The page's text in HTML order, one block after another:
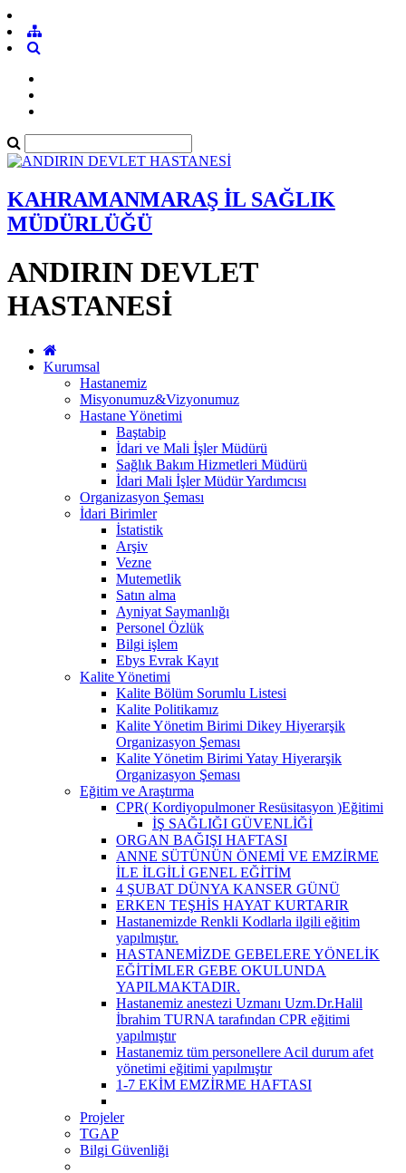
KAHRAMANMARAŞ İL SAĞLIK
MÜDÜRLÜĞÜ
ANDIRIN DEVLET
HASTANESİ
Kurumsal
Hastanemiz
Misyonumuz&Vizyonumuz
Hastane Yönetimi
Baştabip
İdari ve Mali İşler Müdürü
Sağlık Bakım Hizmetleri Müdürü
İdari Mali İşler Müdür Yardımcısı
Organizasyon Şeması
İdari Birimler
İstatistik
Arşiv
Vezne
Mutemetlik
Satın alma
Ayniyat Saymanlığı
Personel Özlük
Bilgi işlem
Ebys Evrak Kayıt
Kalite Yönetimi
Kalite Bölüm Sorumlu Listesi
Kalite Politikamız
Kalite Yönetim Birimi Dikey Hiyerarşik
Organizasyon Şeması
Kalite Yönetim Birimi Yatay Hiyerarşik
Organizasyon Şeması
Eğitim ve Araştırma
CPR( Kordiyopulmoner Resüsitasyon )Eğitimi
İŞ SAĞLIĞI GÜVENLİĞİ
ORGAN BAĞIŞI HAFTASI
ANNE SÜTÜNÜN ÖNEMİ VE EMZİRME
İLE İLGİLİ GENEL EĞİTİM
4 ŞUBAT DÜNYA KANSER GÜNÜ
ERKEN TEŞHİS HAYAT KURTARIR
Hastanemizde Renkli Kodlarla ilgili eğitim
yapılmıştır.
HASTANEMİZDE GEBELERE YÖNELİK
EĞİTİMLER GEBE OKULUNDA
YAPILMAKTADIR.
Hastanemiz anestezi Uzmanı Uzm.Dr.Halil
İbrahim TURNA tarafından CPR eğitimi
yapılmıştır
Hastanemiz tüm personellere Acil durum afet
yönetimi eğitimi yapılmıştır
1-7 EKİM EMZİRME HAFTASI
Projeler
TGAP
Bilgi Güvenliği